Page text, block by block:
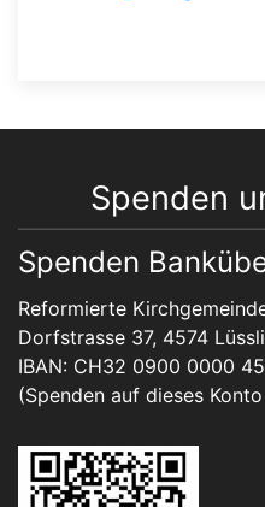
Spenden
Spenden
Reformierte
Dorfstrasse 37, 4574
IBAN: CH32 0900 0000
(Spenden auf dieses